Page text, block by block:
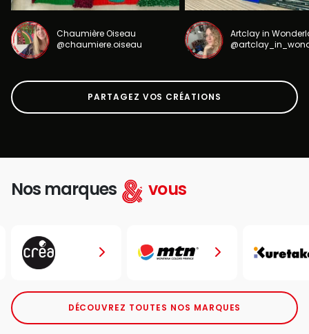
Chaumière Oiseau
@chaumiere.oiseau
Artclay in
PARTAGEZ VOS CRÉATIONS
Nos marques vous
DÉCOUVREZ TOUTES NOS MARQUES